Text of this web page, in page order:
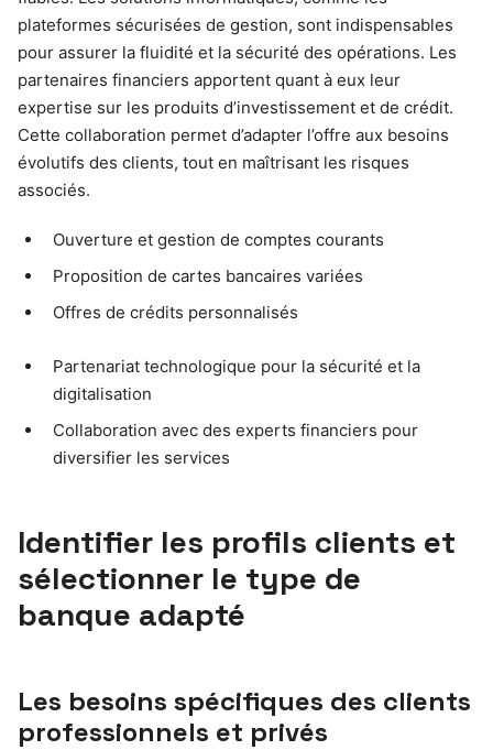
plateformes sécurisées de gestion, sont indispensables
pour assurer la fluidité et la sécurité des opérations. Les
partenaires financiers apportent quant à eux leur
expertise sur les produits d’investissement et de crédit.
Cette collaboration permet d’adapter l’offre aux besoins
évolutifs des clients, tout en maîtrisant les risques
associés.
Ouverture et gestion de comptes courants
Proposition de cartes bancaires variées
Offres de crédits personnalisés
Partenariat technologique pour la sécurité et la
digitalisation
Collaboration avec des experts financiers pour
diversifier les services
Identifier les profils clients et
sélectionner le type de
banque adapté
Les besoins spécifiques des clients
professionnels et privés